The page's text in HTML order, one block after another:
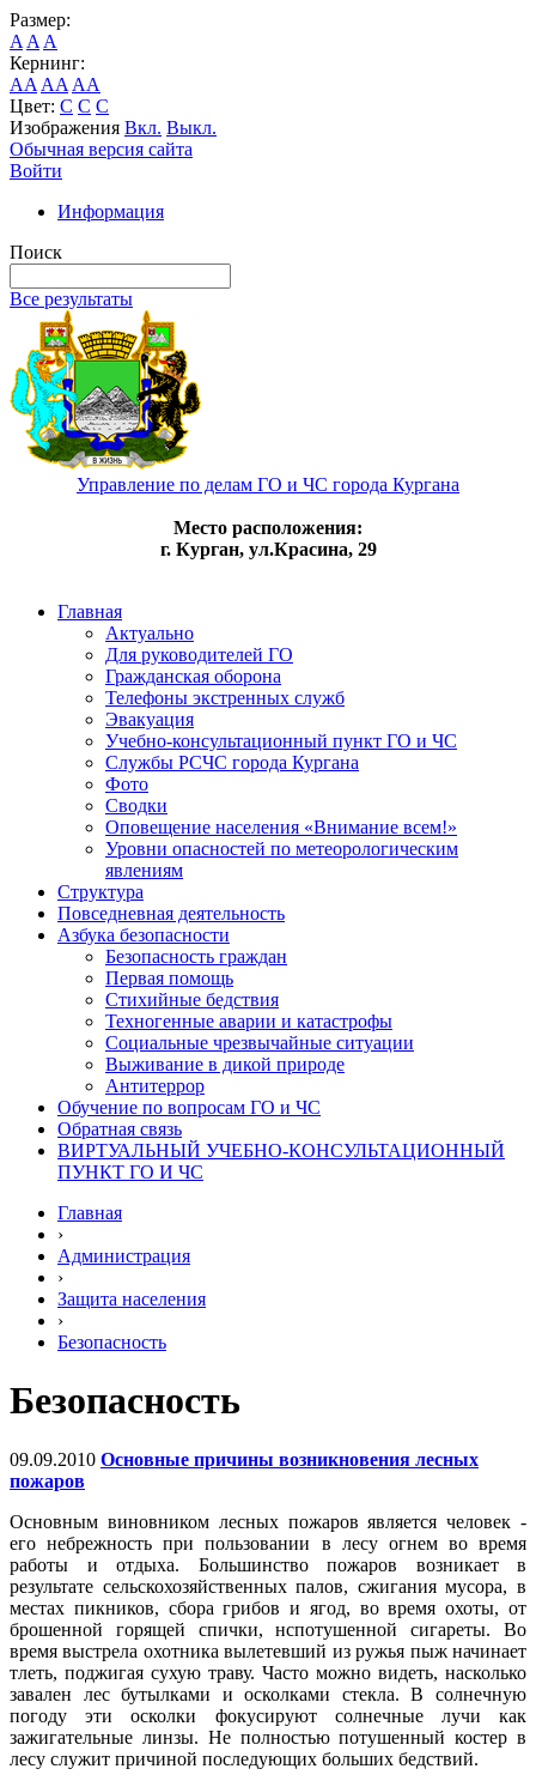
Размер:
A A A
Кернинг:
AA AA AA
Цвет: C C C
Изображения Вкл. Выкл.
Обычная версия сайта
Войти
Информация
Поиск
Все результаты
Управление по делам ГО и ЧС города Кургана
Место расположения:
г. Курган, ул.Красина, 29
Главная
Актуально
Для руководителей ГО
Гражданская оборона
Телефоны экстренных служб
Эвакуация
Учебно-консультационный пункт ГО и ЧС
Службы РСЧС города Кургана
Фото
Сводки
Оповещение населения «Внимание всем!»
Уровни опасностей по метеорологическим
явлениям
Структура
Повседневная деятельность
Азбука безопасности
Безопасность граждан
Первая помощь
Стихийные бедствия
Техногенные аварии и катастрофы
Социальные чрезвычайные ситуации
Выживание в дикой природе
Антитеррор
Обучение по вопросам ГО и ЧС
Обратная связь
ВИРТУАЛЬНЫЙ УЧЕБНО-КОНСУЛЬТАЦИОННЫЙ
ПУНКТ ГО И ЧС
Главная
›
Администрация
›
Защита населения
›
Безопасность
Безопасность
09.09.2010 Основные причины возникновения лесных
пожаров
Основным виновником лесных пожаров является человек -
его небрежность при пользовании в лесу огнем во время
работы и отдыха. Большинство пожаров возникает в
результате сельскохозяйственных палов, сжигания мусора, в
местах пикников, сбора грибов и ягод, во время охоты, от
брошенной горящей спички, нспотушенной сигареты. Во
время выстрела охотника вылетевший из ружья пыж начинает
тлеть, поджигая сухую траву. Часто можно видеть, насколько
завален лес бутылками и осколками стекла. В солнечную
погоду эти осколки фокусируют солнечные лучи как
зажигательные линзы. Не полностью потушенный костер в
лесу служит причиной последующих больших бедствий.